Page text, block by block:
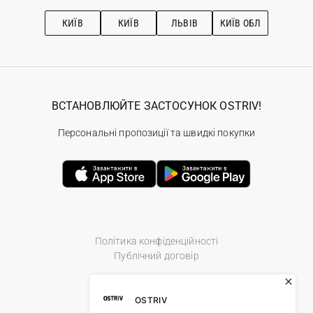
Рекомендації з догляду
КИЇВ КИЇВ ЛЬВІВ КИЇВ ОБЛ
Політика конфіденційності
Публічний договір
ВСТАНОВЛЮЙТЕ ЗАСТОСУНОК OSTRIV!
Персональні пропозиції та швидкі покупки